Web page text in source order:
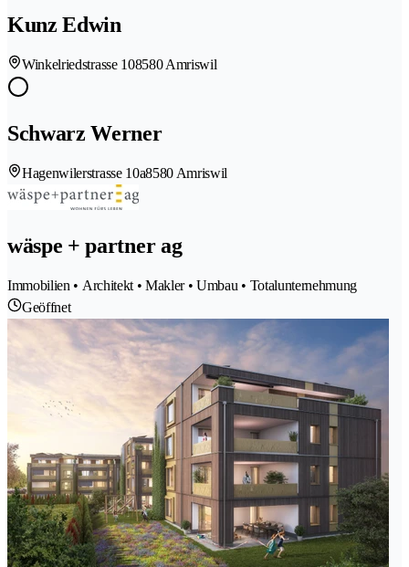
Kunz Edwin
Winkelriedstrasse 108580 Amriswil
Schwarz Werner
Hagenwilerstrasse 10a8580 Amriswil
wäspe + partner ag
Immobilien • Architekt • Makler • Umbau • Totalunternehmung
Geöffnet